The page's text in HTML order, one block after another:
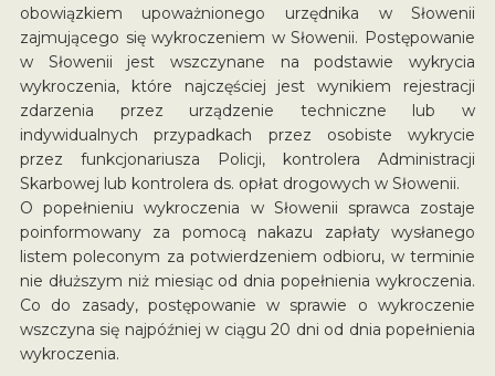
obowiązkiem upoważnionego urzędnika w Słowenii
zajmującego się wykroczeniem w Słowenii. Postępowanie
w Słowenii jest wszczynane na podstawie wykrycia
wykroczenia, które najczęściej jest wynikiem rejestracji
zdarzenia przez urządzenie techniczne lub w
indywidualnych przypadkach przez osobiste wykrycie
przez funkcjonariusza Policji, kontrolera Administracji
Skarbowej lub kontrolera ds. opłat drogowych w Słowenii.
O popełnieniu wykroczenia w Słowenii sprawca zostaje
poinformowany za pomocą nakazu zapłaty wysłanego
listem poleconym za potwierdzeniem odbioru, w terminie
nie dłuższym niż miesiąc od dnia popełnienia wykroczenia.
Co do zasady, postępowanie w sprawie o wykroczenie
wszczyna się najpóźniej w ciągu 20 dni od dnia popełnienia
wykroczenia.